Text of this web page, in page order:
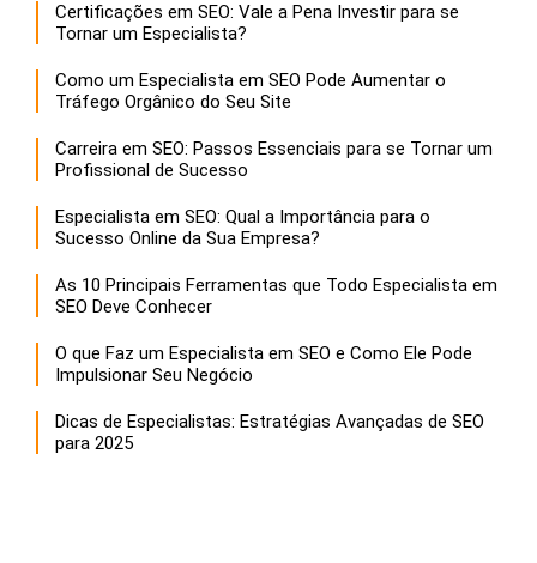
Certificações em SEO: Vale a Pena Investir para se
Tornar um Especialista?
Como um Especialista em SEO Pode Aumentar o
Tráfego Orgânico do Seu Site
Carreira em SEO: Passos Essenciais para se Tornar um
Profissional de Sucesso
Especialista em SEO: Qual a Importância para o
Sucesso Online da Sua Empresa?
As 10 Principais Ferramentas que Todo Especialista em
SEO Deve Conhecer
O que Faz um Especialista em SEO e Como Ele Pode
Impulsionar Seu Negócio
Dicas de Especialistas: Estratégias Avançadas de SEO
para 2025